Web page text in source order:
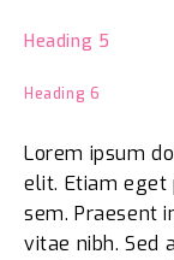
Heading 5
Heading 6
Lorem ipsum
elit. Etiam eget
sem. Praesent
vitae nibh. Sed